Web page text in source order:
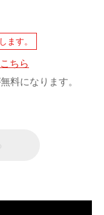
ます。
ちら
料になります。